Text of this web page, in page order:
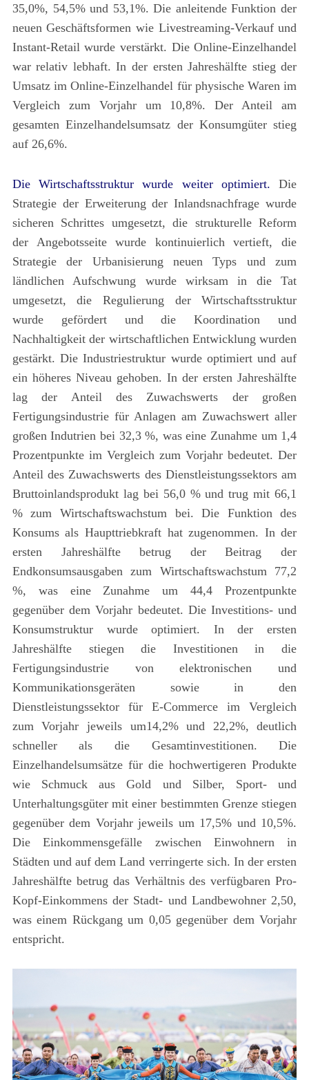
35,0%, 54,5% und 53,1%. Die anleitende Funktion der
neuen Geschäftsformen wie Livestreaming-Verkauf und
Instant-Retail wurde verstärkt. Die Online-Einzelhandel
war relativ lebhaft. In der ersten Jahreshälfte stieg der
Umsatz im Online-Einzelhandel für physische Waren im
Vergleich zum Vorjahr um 10,8%. Der Anteil am
gesamten Einzelhandelsumsatz der Konsumgüter stieg
auf 26,6%.
Die Wirtschaftsstruktur wurde weiter optimiert. Die
Strategie der Erweiterung der Inlandsnachfrage wurde
sicheren Schrittes umgesetzt, die strukturelle Reform
der Angebotsseite wurde kontinuierlich vertieft, die
Strategie der Urbanisierung neuen Typs und zum
ländlichen Aufschwung wurde wirksam in die Tat
umgesetzt, die Regulierung der Wirtschaftsstruktur
wurde gefördert und die Koordination und
Nachhaltigkeit der wirtschaftlichen Entwicklung wurden
gestärkt. Die Industriestruktur wurde optimiert und auf
ein höheres Niveau gehoben. In der ersten Jahreshälfte
lag der Anteil des Zuwachswerts der großen
Fertigungsindustrie für Anlagen am Zuwachswert aller
großen Indutrien bei 32,3 %, was eine Zunahme um 1,4
Prozentpunkte im Vergleich zum Vorjahr bedeutet. Der
Anteil des Zuwachswerts des Dienstleistungssektors am
Bruttoinlandsprodukt lag bei 56,0 % und trug mit 66,1
% zum Wirtschaftswachstum bei. Die Funktion des
Konsums als Haupttriebkraft hat zugenommen. In der
ersten Jahreshälfte betrug der Beitrag der
Endkonsumsausgaben zum Wirtschaftswachstum 77,2
%, was eine Zunahme um 44,4 Prozentpunkte
gegenüber dem Vorjahr bedeutet. Die Investitions- und
Konsumstruktur wurde optimiert. In der ersten
Jahreshälfte stiegen die Investitionen in die
Fertigungsindustrie von elektronischen und
Kommunikationsgeräten sowie in den
Dienstleistungssektor für E-Commerce im Vergleich
zum Vorjahr jeweils um14,2% und 22,2%, deutlich
schneller als die Gesamtinvestitionen. Die
Einzelhandelsumsätze für die hochwertigeren Produkte
wie Schmuck aus Gold und Silber, Sport- und
Unterhaltungsgüter mit einer bestimmten Grenze stiegen
gegenüber dem Vorjahr jeweils um 17,5% und 10,5%.
Die Einkommensgefälle zwischen Einwohnern in
Städten und auf dem Land verringerte sich. In der ersten
Jahreshälfte betrug das Verhältnis des verfügbaren Pro-
Kopf-Einkommens der Stadt- und Landbewohner 2,50,
was einem Rückgang um 0,05 gegenüber dem Vorjahr
entspricht.